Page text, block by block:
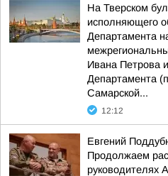
На Тверском
исполняющего
Департамента
Ивана Петрова
Департамента
Самарской...
12:12
Евгений
Продолжаем
руководителях